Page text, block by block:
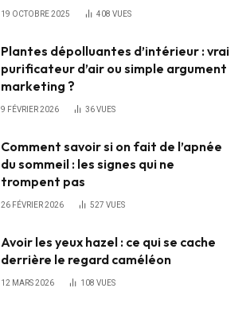
19 OCTOBRE 2025 408 VUES
Plantes dépolluantes d’intérieur : vrai
purificateur d’air ou simple argument
marketing ?
9 FÉVRIER 2026 36VUES
Comment savoir si on fait de l’apnée
du sommeil : les signes qui ne
trompent pas
26 FÉVRIER 2026 527 VUES
Avoir les yeux hazel : ce qui se cache
derrière le regard caméléon
12 MARS 2026 108 VUES